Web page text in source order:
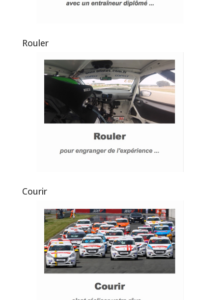
Rouler
Courir